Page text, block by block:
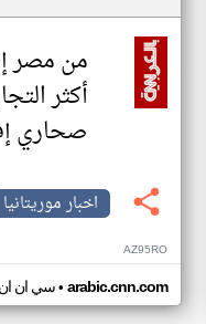
من مصر
أكثر
صحاري
اخبار موريتانيا
AZ95RO
سي ان• arabic.cnn.com